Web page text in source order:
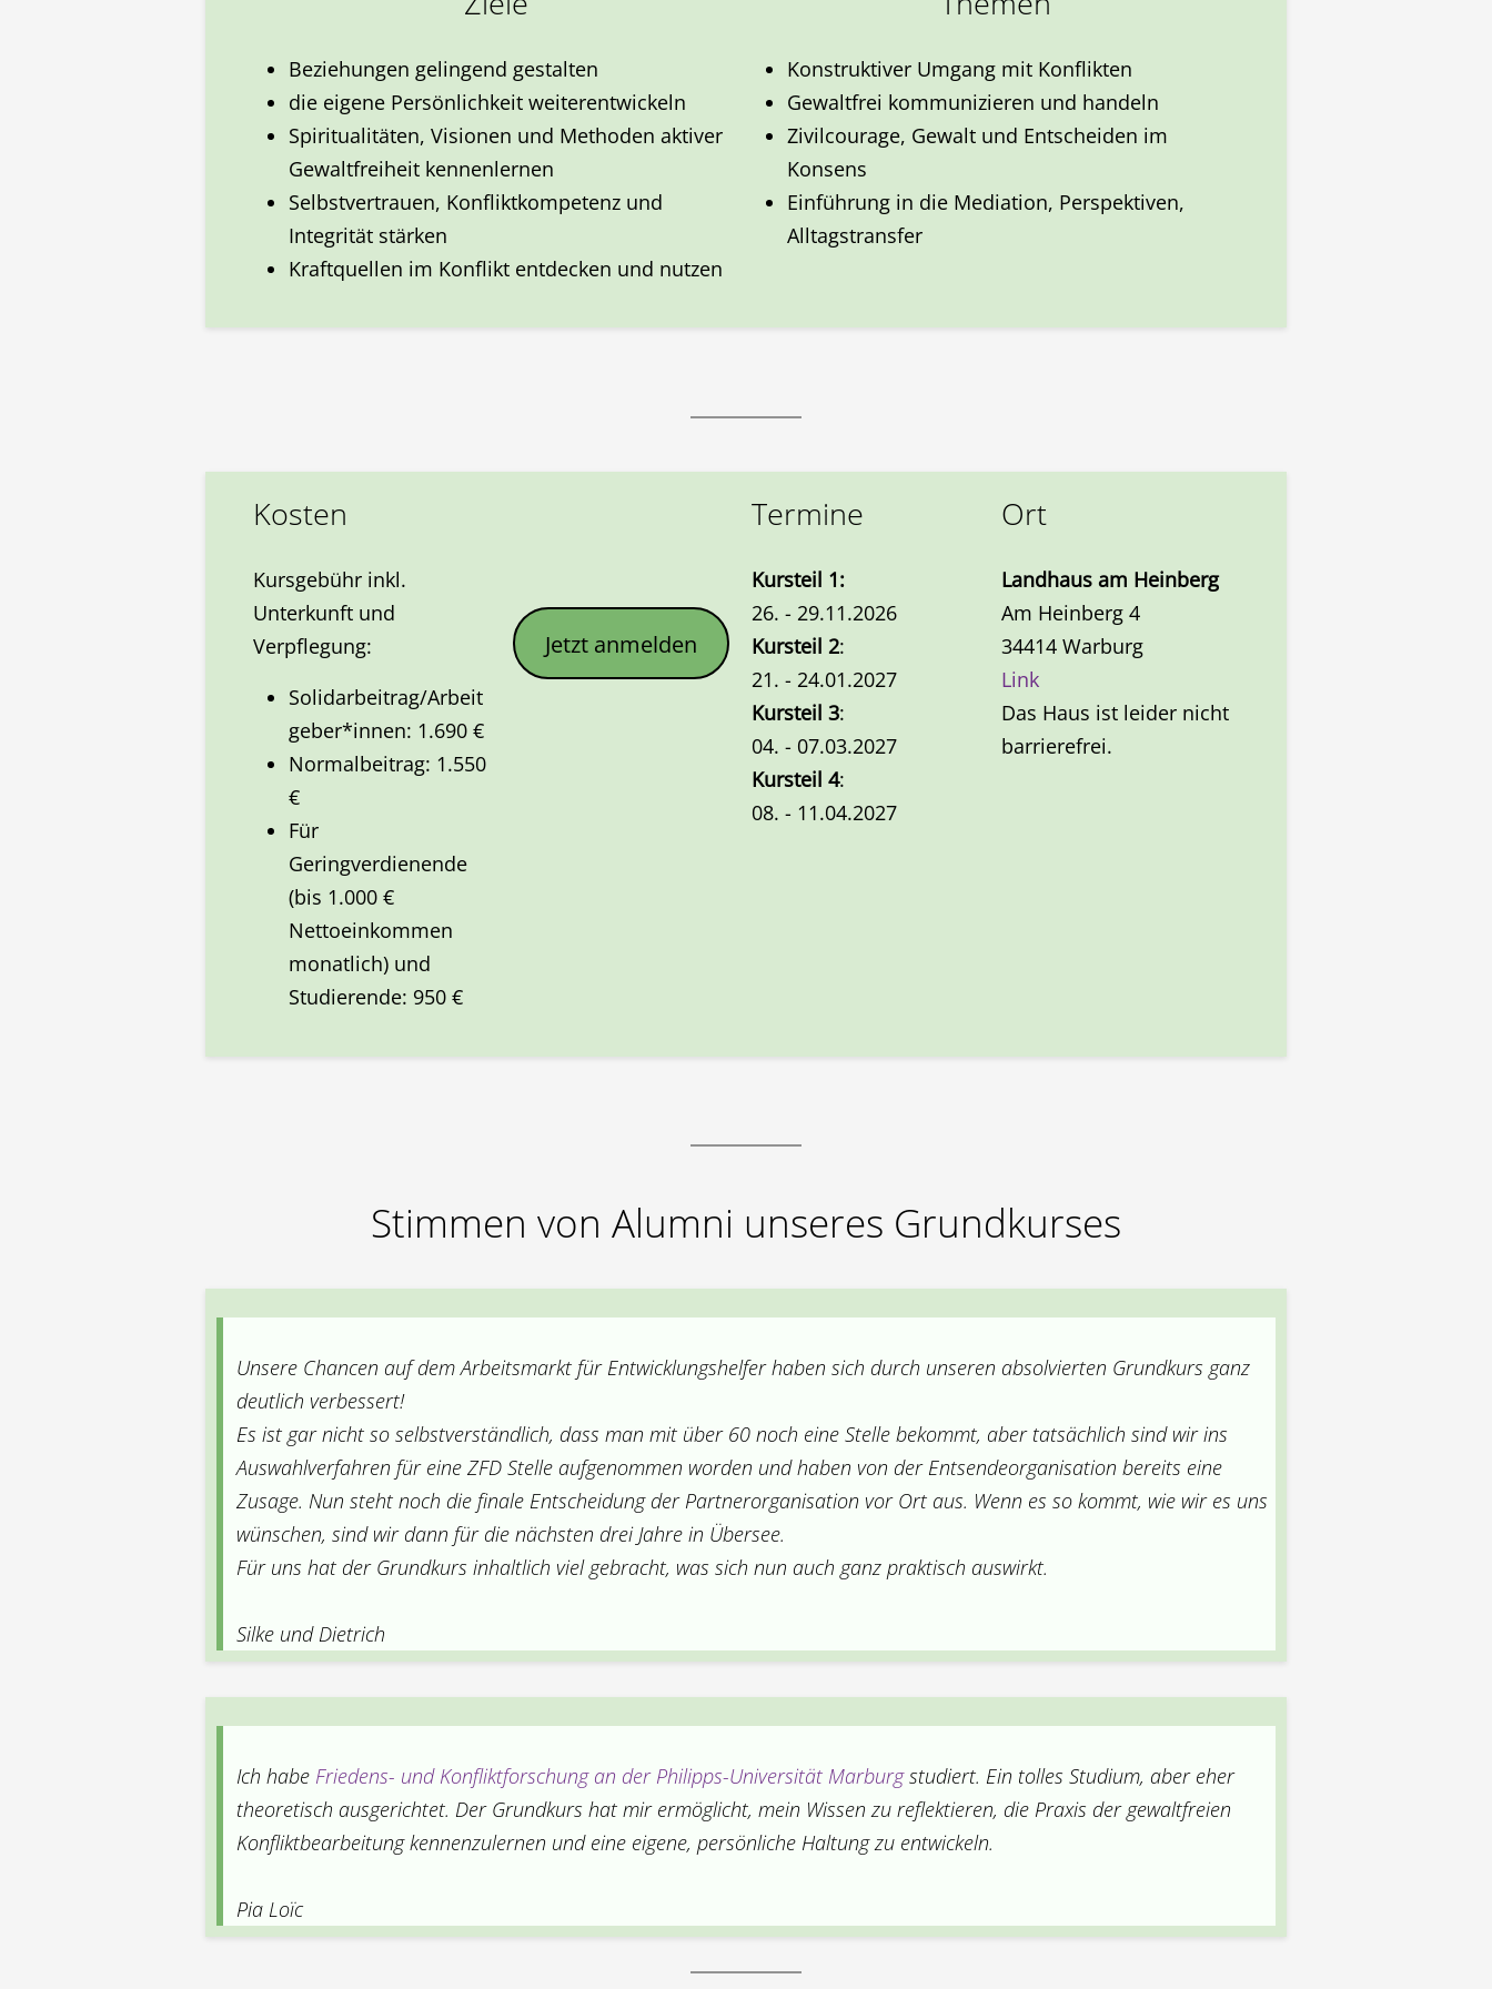
Beziehungen gelingend gestalten
die eigene Persönlichkeit weiterentwickeln
Spiritualitäten, Visionen und Methoden aktiver
Gewaltfreiheit kennenlernen
Selbstvertrauen, Konfliktkompetenz und
Integrität stärken
Kraftquellen im Konflikt entdecken und nutzen
Konstruktiver Umgang mit Konflikten
Gewaltfrei kommunizieren und handeln
Zivilcourage, Gewalt und Entscheiden im
Konsens
Einführung in die Mediation, Perspektiven,
Alltagstransfer
Kosten
Kursgebühr inkl.
Unterkunft und
Verpflegung:
Solidarbeitrag/Arbeit
geber*innen: 1.690 €
Normalbeitrag: 1.550
€
Für
Geringverdienende
(bis 1.000 €
Nettoeinkommen
monatlich) und
Studierende: 950 €
Jetzt anmelden
Termine
Kursteil 1:
26. - 29.11.2026
Kursteil 2:
21. - 24.01.2027
Kursteil 3:
04. - 07.03.2027
Kursteil 4:
08. - 11.04.2027
Ort
Landhaus am Heinberg
Am Heinberg 4
34414 Warburg
Link
Das Haus ist leider nicht
barrierefrei.
Stimmen von Alumni unseres Grundkurses
Unsere Chancen auf dem Arbeitsmarkt für Entwicklungshelfer haben sich durch unseren absolvierten Grundkurs ganz
deutlich verbessert!
Es ist gar nicht so selbstverständlich, dass man mit über 60 noch eine Stelle bekommt, aber tatsächlich sind wir ins
Auswahlverfahren für eine ZFD Stelle aufgenommen worden und haben von der Entsendeorganisation bereits eine
Zusage. Nun steht noch die finale Entscheidung der Partnerorganisation vor Ort aus. Wenn es so kommt, wie wir es uns
wünschen, sind wir dann für die nächsten drei Jahre in Übersee.
Für uns hat der Grundkurs inhaltlich viel gebracht, was sich nun auch ganz praktisch auswirkt.
Silke und Dietrich
Ich habe Friedens- und Konfliktforschung an der Philipps-Universität Marburgstudiert. Ein tolles Studium, aber eher
theoretisch ausgerichtet. Der Grundkurs hat mir ermöglicht, mein Wissen zu reflektieren, die Praxis der gewaltfreien
Konfliktbearbeitung kennenzulernen und eine eigene, persönliche Haltung zu entwickeln.
Pia Loïc